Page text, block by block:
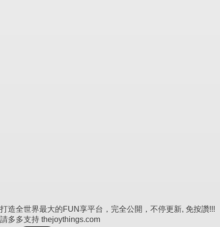
打造全世界最大的FUN享平台，完全公開，不停更新, 免按讚!!!
請多多支持 thejoythings.com